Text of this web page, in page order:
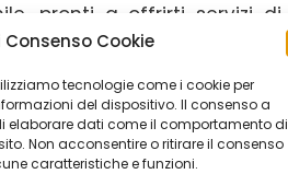
Cookie
tecnologie come i cookie per
del dispositivo. Il consenso a
elaborare dati come il comportamento di
Non acconsentire o ritirare il consenso
caratteristiche e funzioni.
pronti a offrirti servizi
barba e dei capelli,
soddisfare ogni esigenza.